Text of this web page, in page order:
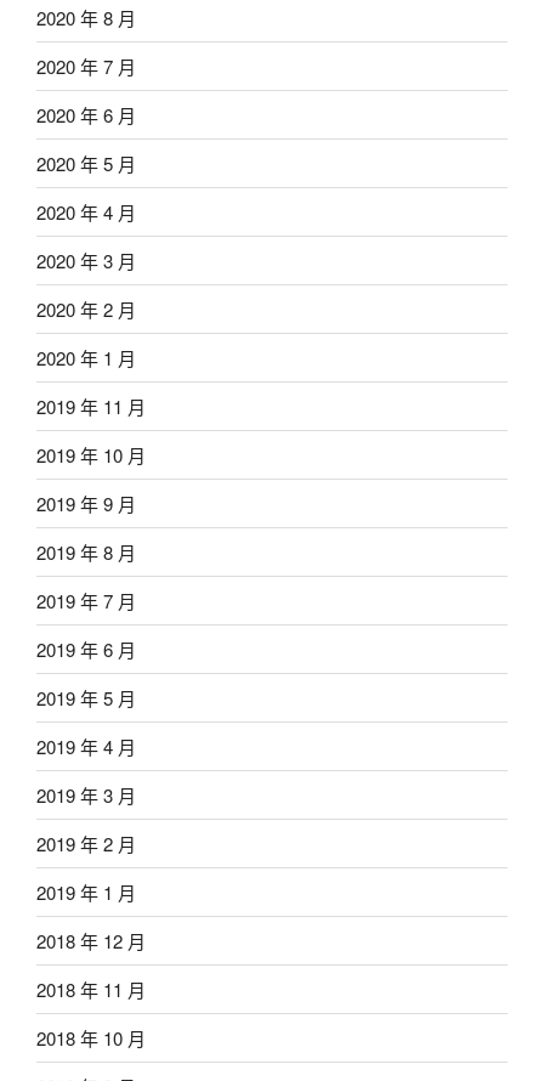
2020 年 8 月
2020 年 7 月
2020 年 6 月
2020 年 5 月
2020 年 4 月
2020 年 3 月
2020 年 2 月
2020 年 1 月
2019 年 11 月
2019 年 10 月
2019 年 9 月
2019 年 8 月
2019 年 7 月
2019 年 6 月
2019 年 5 月
2019 年 4 月
2019 年 3 月
2019 年 2 月
2019 年 1 月
2018 年 12 月
2018 年 11 月
2018 年 10 月